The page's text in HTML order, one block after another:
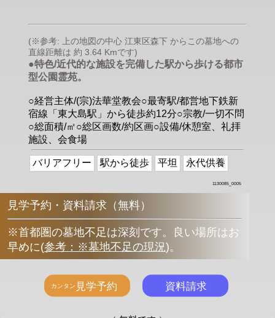
(※参考: 上の地図の中心 江東区森下 からこの墓地への
直線距離は 約 3.64 Kmです)
●特色/近代的な施設を完備した駅から歩ける都市
型公園霊苑。
○経営主体/(宗)法華堂教会○最寄駅/都営地下鉄新
宿線「東大島駅」から徒歩約12分○宗教/一切不問
○総面積/㎡○総区画数/約区画○設備/休憩室、礼拝
施設、会食場
バリアフリー 駅から徒歩 平坦 永代供養
1130085_0005
見学予約・資料請求（無料）
※首都圏の墓地不足は深刻です。良い場所はお
早めに(参考：※墓地不足の現況)。